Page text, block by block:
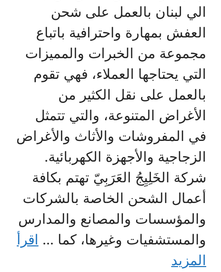
الي لبنان بالعمل على شحن
العفش بمهارة واحترافية باتباع
مجموعة من الخبرات والمميزات
التي يحتاجها العملاء، فهي تقوم
بالعمل على نقل الكثير من
الأغراض المتنوعة، والتي تتمثل
في المفروشات والأثاث والأغراض
الزجاجية والأجهزة الكهربائية.
شركة الخَلِيِجُ العَرَبِيّ تهتم بكافة
أعمال الشحن الخاصة بالشركات
والمؤسسات والمصانع والمدارس
والمستشفيات وغيرها، كما … اقرأ
المزيد